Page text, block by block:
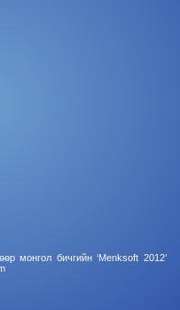
монгол бичгийн ‘Menksoft 2012’